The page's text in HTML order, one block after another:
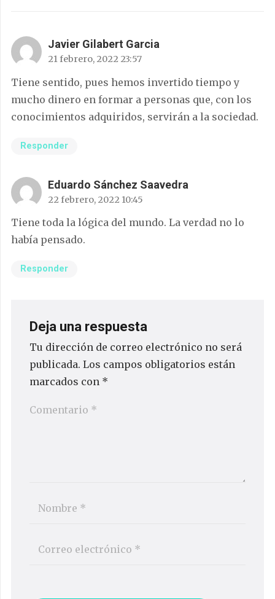
Javier Gilabert Garcia
21 febrero, 2022 23:57
Tiene sentido, pues hemos invertido tiempo y
mucho dinero en formar a personas que, con los
conocimientos adquiridos, servirán a la sociedad.
Responder
Eduardo Sánchez Saavedra
22 febrero, 2022 10:45
Tiene toda la lógica del mundo. La verdad no lo
había pensado.
Responder
Deja una respuesta
Tu dirección de correo electrónico no será
publicada. Los campos obligatorios están
marcados con *